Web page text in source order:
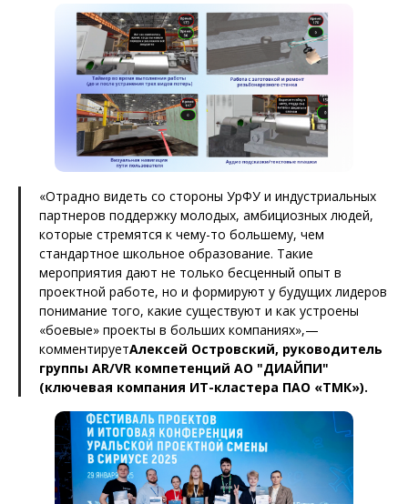
«Отрадно видеть со стороны УрФУ и индустриальных
партнеров поддержку молодых, амбициозных людей,
которые стремятся к чему-то большему, чем
стандартное школьное образование. Такие
мероприятия дают не только бесценный опыт в
проектной работе, но и формируют у будущих лидеров
понимание того, какие существуют и как устроены
«боевые» проекты в больших компаниях»,—
комментируетАлексей Островский, руководитель
группы AR/VR компетенций АО "ДИАЙПИ"
(ключевая компания ИТ-кластера ПАО «ТМК»).